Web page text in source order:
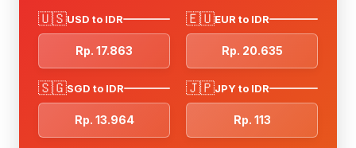
🇺🇸USD to IDR
Rp. 17.863
🇪🇺EUR to IDR
Rp. 20.635
🇸🇬SGD to IDR
Rp. 13.964
🇯🇵JPY to IDR
Rp. 113